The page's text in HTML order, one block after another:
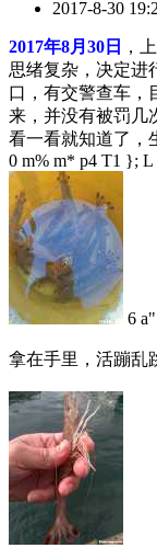
2017-8-30
2017年8月30日
，
思绪复杂，决定进
口，有交警查车，
来，并没有被罚几
看一看就知道了，
0 m% m* p4 T1 }; L
6
拿在手里，活蹦乱